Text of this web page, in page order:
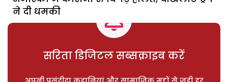
ने दी धमकी
सरिता डिजिटल सब्सक्राइब करें